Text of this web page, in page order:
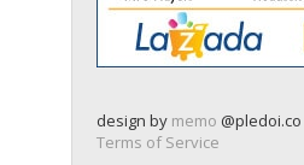
design by memo @pledoi.co
Terms of Service